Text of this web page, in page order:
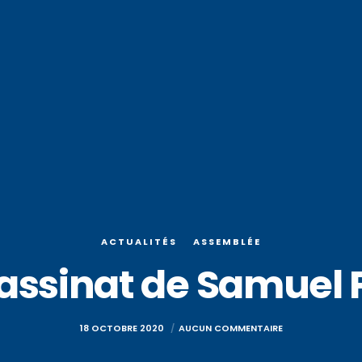
ACTUALITÉS ASSEMBLÉE
de Samuel
18 OCTOBRE 2020 AUCUN COMMENTAIRE